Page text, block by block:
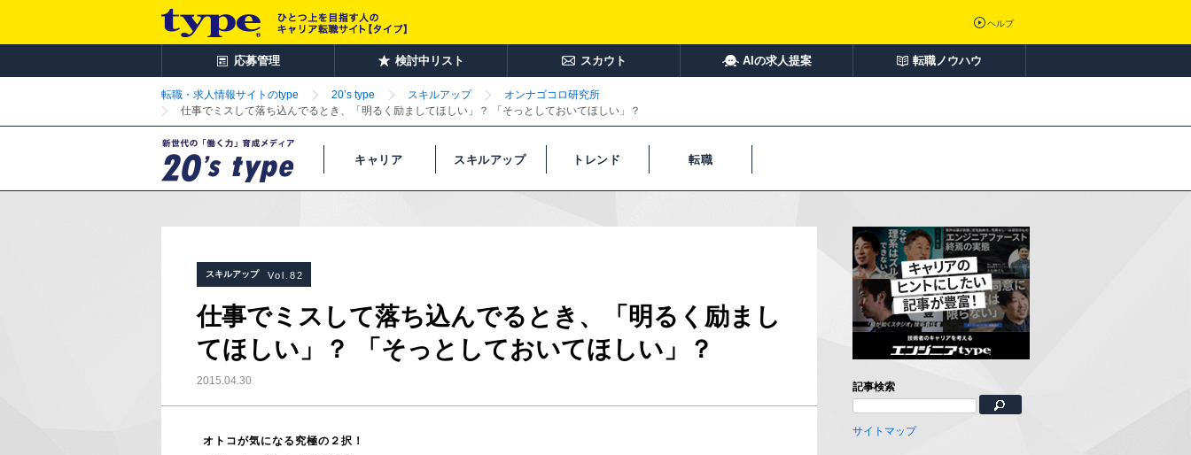
ヘルプ
応募管理 検討中リスト スカウト AIの求人提案 転職ノウハウ
転職・求人情報サイトのtype 20’s type スキルアップ
オンナゴコロ研究所
仕事でミスして落ち込んでるとき、「明るく励ましてほしい」？ 「そっとしておいてほしい」？
キャリア スキルアップ トレンド 転職
スキルアップ Vol.82
仕事でミスして落ち込んでるとき、「明るく励まし
てほしい」？ 「そっとしておいてほしい」？
2015.04.30
オトコが気になる究極の２択！
記事検索
サイトマップ